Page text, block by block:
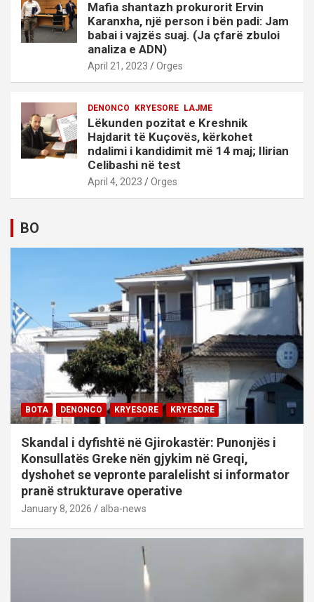
Mafia shantazh prokurorit Ervin
Karanxha, një person i bën padi: Jam
babai i vajzës suaj. (Ja çfarë zbuloi
analiza e ADN)
April 21, 2023 Orges
DENONCO KRYESORE LAJME
Lëkunden pozitat e Kreshnik
Hajdarit të Kuçovës, kërkohet
ndalimi i kandidimit më 14 maj; Ilirian
Celibashi në test
April 4, 2023 Orges
BO
BOTA DENONCO KRYESORE KRYESORE
Skandal i dyfishtë në Gjirokastër: Punonjës i
Konsullatës Greke nën gjykim në Greqi,
dyshohet se vepronte paralelisht si informator
pranë strukturave operative
January 8, 2026 alba-news